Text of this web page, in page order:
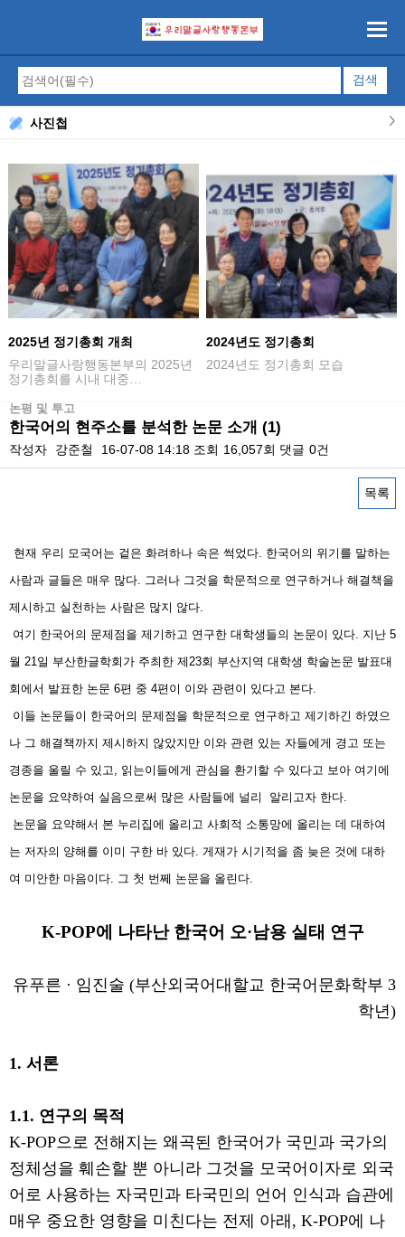
사진첩
2025년 정기총회 개최
우리말글사랑행동본부의 2025년
정기총회를 시내 대중…
2024년도 정기총회
2024년도 정기총회 모습
논평 및 투고
한국어의 현주소를 분석한 논문 소개 (1)
작성자 강준철 16-07-08 14:18 조회 16,057회 댓글 0건
목록
현재 우리 모국어는 겉은 화려하나 속은 썩었다. 한국어의 위기를 말하는
사람과 글들은 매우 많다. 그러나 그것을 학문적으로 연구하거나 해결책을
제시하고 실천하는 사람은 많지 않다.
여기 한국어의 문제점을 제기하고 연구한 대학생들의 논문이 있다. 지난 5
월 21일 부산한글학회가 주최한 제23회 부산지역 대학생 학술논문 발표대
회에서 발표한 논문 6편 중 4편이 이와 관련이 있다고 본다.
이들 논문들이 한국어의 문제점을 학문적으로 연구하고 제기하긴 하였으
나 그 해결책까지 제시하지 않았지만 이와 관련 있는 자들에게 경고 또는
경종을 울릴 수 있고, 읽는이들에게 관심을 환기할 수 있다고 보아 여기에
논문을 요약하여 실음으로써 많은 사람들에 널리 알리고자 한다.
논문을 요약해서 본 누리집에 올리고 사회적 소통망에 올리는 데 대하여
는 저자의 양해를 이미 구한 바 있다. 게재가 시기적을 좀 늦은 것에 대하
여 미안한 마음이다. 그 첫 번쩨 논문을 올린다.
K-POP에 나타난 한국어 오·남용 실태 연구
유푸른 · 임진술 (부산외국어대할교 한국어문화학부 3
학년)
1. 서론
1.1. 연구의 목적
K-POP으로 전해지는 왜곡된 한국어가 국민과 국가의
정체성을 훼손할 뿐 아니라 그것을 모국어이자로 외국
어로 사용하는 자국민과 타국민의 언어 인식과 습관에
매우 중요한 영향을 미친다는 전제 아래 , K-POP에 나